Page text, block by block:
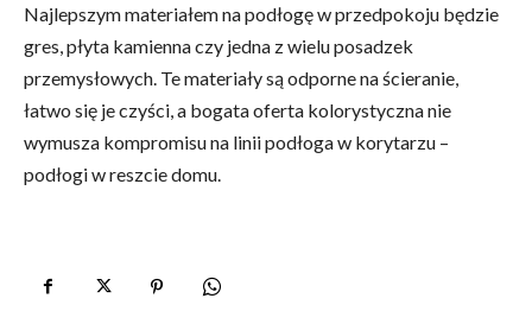
Najlepszym materiałem na podłogę w przedpokoju będzie
gres, płyta kamienna czy jedna z wielu posadzek
przemysłowych. Te materiały są odporne na ścieranie,
łatwo się je czyści, a bogata oferta kolorystyczna nie
wymusza kompromisu na linii podłoga w korytarzu –
podłogi w reszcie domu.